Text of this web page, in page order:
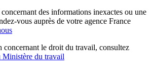
des informations inexactes ou une
vous auprès de votre agence France
concernant le droit du travail, consultez
Ministère du travail